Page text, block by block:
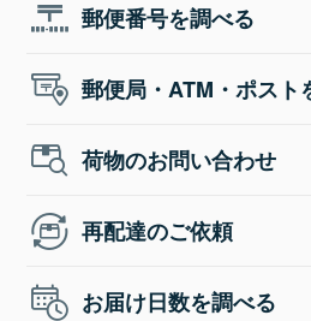
郵便番号を調べる
郵便局・ATM・ポスト
荷物のお問い合わせ
再配達のご依頼
お届け日数を調べる